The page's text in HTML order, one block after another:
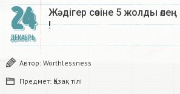
24
ДЕКАБРЬ
Жәдігер сөзіне 5 жолды
!
Автор: Worthlessness
Предмет: Қазақ тiлi